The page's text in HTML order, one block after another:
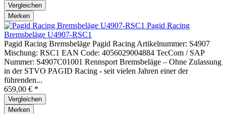
Vergleichen
Merken
Pagid Racing
Bremsbeläge U4907-RSC1
Pagid Racing Bremsbeläge Pagid Racing Artikelnummer: S4907
Mischung: RSC1 EAN Code: 4056029004884 TecCom / SAP
Nummer: S4907C01001 Rennsport Bremsbeläge – Ohne Zulassung
in der STVO PAGID Racing - seit vielen Jahren einer der
führenden...
659,00 € *
Vergleichen
Merken